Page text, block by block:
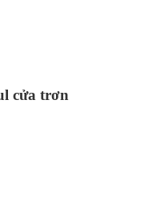
cửa trơn